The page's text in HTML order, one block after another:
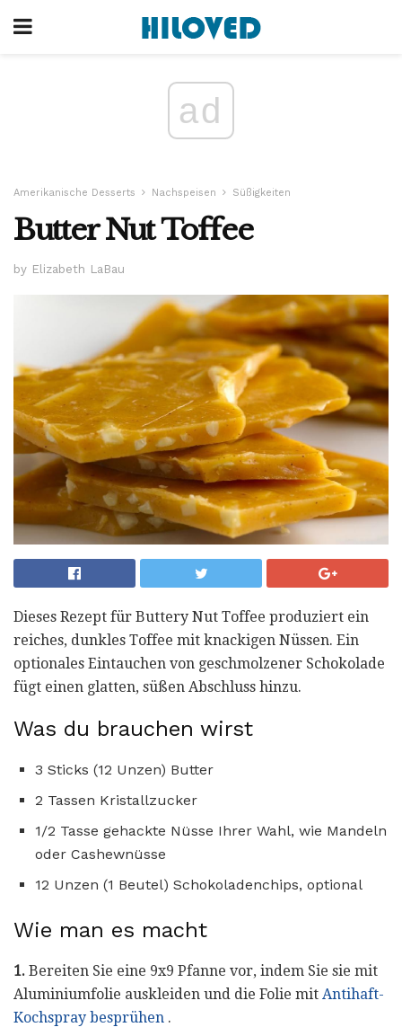
ad
Amerikanische Desserts Nachspeisen Süßigkeiten
Butter Nut Toffee
by Elizabeth LaBau
Dieses Rezept für Buttery Nut Toffee produziert ein
reiches, dunkles Toffee mit knackigen Nüssen. Ein
optionales Eintauchen von geschmolzener Schokolade
fügt einen glatten, süßen Abschluss hinzu.
Was du brauchen wirst
3 Sticks (12 Unzen) Butter
2 Tassen Kristallzucker
1/2 Tasse gehackte Nüsse Ihrer Wahl, wie Mandeln
oder Cashewnüsse
12 Unzen (1 Beutel) Schokoladenchips, optional
Wie man es macht
1. Bereiten Sie eine 9x9 Pfanne vor, indem Sie sie mit
Aluminiumfolie auskleiden und die Folie mit Antihaft-
Kochspray besprühen .